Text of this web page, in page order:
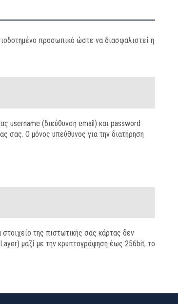
προσωπικό ώστε να διασφαλιστεί η
username (διεύθυνση email) και password
σας. Ο μόνος υπεύθυνος για την διατήρηση
της πιστωτικής σας κάρτας δεν
μαζί με την κρυπτογράφηση έως 256bit, το